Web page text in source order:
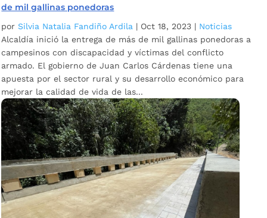
de mil gallinas ponedoras
porSilvia Natalia Fandiño Ardila | Oct 18, 2023 | Noticias
Alcaldía inició la entrega de más de mil gallinas ponedoras a
campesinos con discapacidad y víctimas del conflicto
armado. El gobierno de Juan Carlos Cárdenas tiene una
apuesta por el sector rural y su desarrollo económico para
mejorar la calidad de vida de las...